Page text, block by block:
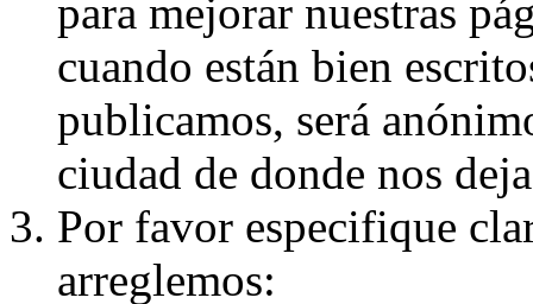
para mejorar nuestras
cuando están bien
publicamos, será
ciudad de donde nos
Por favor especifique
arreglemos: